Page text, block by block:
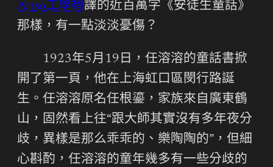
Artso工學椅譯的近百萬字《安徒生童話》
那樣，有一點淡淡憂傷？
1923年5月19日，任溶溶的童話書掀
開了第一頁，他在上海虹口區閔行路誕
生。任溶溶原名任根鎏，家族來自廣東鶴
山，固然看上往“跟大師其實沒有多年夜分
歧，異樣是那么乖乖的、樂陶陶的”，但細
心斟酌，任溶溶的童年幾多有一些分歧的